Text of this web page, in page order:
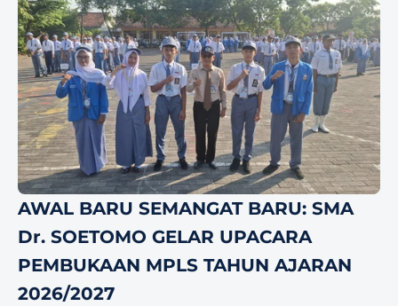
AWAL BARU SEMANGAT BARU: SMA
Dr. SOETOMO GELAR UPACARA
PEMBUKAAN MPLS TAHUN AJARAN
2026/2027